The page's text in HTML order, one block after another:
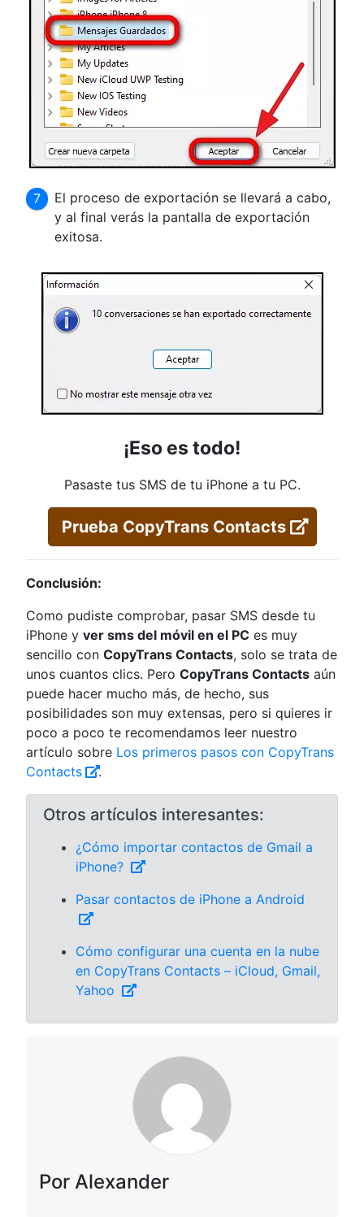
El proceso de exportación se llevará a cabo,
y al final verás la pantalla de exportación
exitosa.
¡Eso es todo!
Pasaste tus SMS de tu iPhone a tu PC.
Prueba CopyTrans Contacts
Conclusión:
Como pudiste comprobar, pasar SMS desde tu
iPhone y ver sms del móvil en el PC es muy
sencillo con CopyTrans Contacts, solo se trata de
unos cuantos clics. Pero CopyTrans Contacts aún
puede hacer mucho más, de hecho, sus
posibilidades son muy extensas, pero si quieres ir
poco a poco te recomendamos leer nuestro
artículo sobre Los primeros pasos con CopyTrans
Contacts
.
Otros artículos interesantes:
¿Cómo importar contactos de Gmail a
iPhone?
Pasar contactos de iPhone a Android
Cómo configurar una cuenta en la nube
en CopyTrans Contacts – iCloud, Gmail,
Yahoo
Por Alexander